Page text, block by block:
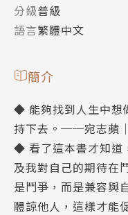
分級普級
語言繁體中文
簡介
◆ 能夠找到人生中想
持下去。──宛志蘋│
◆ 看了這本書才知道
及我對自己的期待在
是鬥爭，而是兼容與
體諒他人，這樣才能